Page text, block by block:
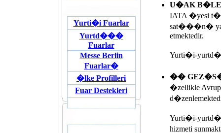
Yurti�i Fuarlar
Yurtd���
Fuarlar
Messe Berlin
Fuarlar�
�lke Profilleri
Fuar Destekleri
U�AK
IATA �yesi
sat���n�
etmektedir.
Yurti�i-
�� GEZ�S�,
�zellikle
Yurti�i-
hizmeti